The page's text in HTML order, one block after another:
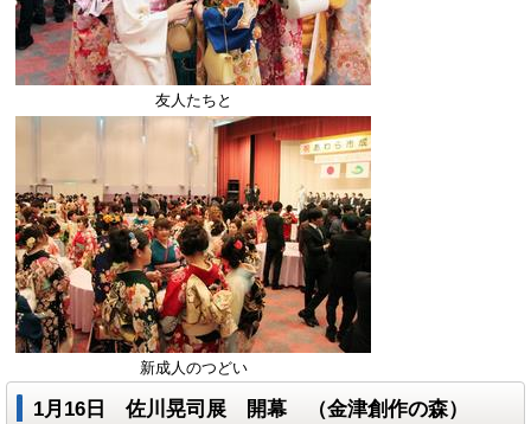
友人たちと
新成人のつどい
1月16日 佐川晃司展 開幕 （金津創作の森）